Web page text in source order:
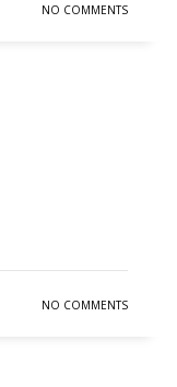
NO COMMENTS
NO COMMENTS